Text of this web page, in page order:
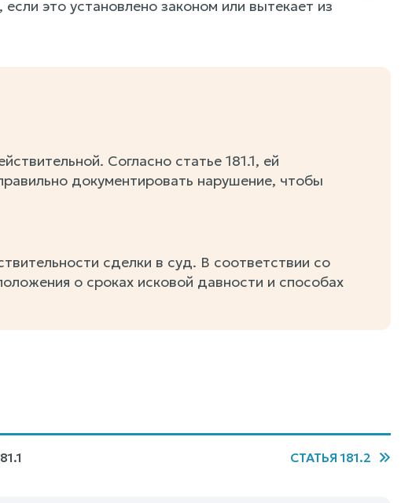
это установлено законом или вытекает из
Согласно статье 181.1, ей
документировать нарушение, чтобы
сделки в суд. В соответствии со
о сроках исковой давности и способах
СТАТЬЯ 181.2